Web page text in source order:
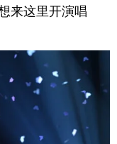
来这里开演唱